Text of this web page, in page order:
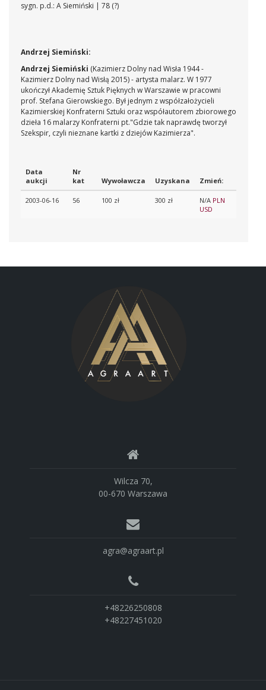
sygn. p.d.: A Siemiński | 78 (?)
Andrzej Siemiński:
Andrzej Siemiński (Kazimierz Dolny nad Wisła 1944 -
Kazimierz Dolny nad Wisłą 2015) - artysta malarz. W 1977
ukończył Akademię Sztuk Pięknych w Warszawie w pracowni
prof. Stefana Gierowskiego. Był jednym z współzałożycieli
Kazimierskiej Konfraterni Sztuki oraz współautorem zbiorowego
dzieła 16 malarzy Konfraterni pt."Gdzie tak naprawdę tworzył
Szekspir, czyli nieznane kartki z dziejów Kazimierza".
Data
aukcji
Nr
kat
Wywoławcza Uzyskana Zmień:
2003-06-16 56 100 zł 300 zł N/A PLN
USD
Wilcza 70,
00-670 Warszawa
agra@agraart.pl
+48226250808
+48227451020